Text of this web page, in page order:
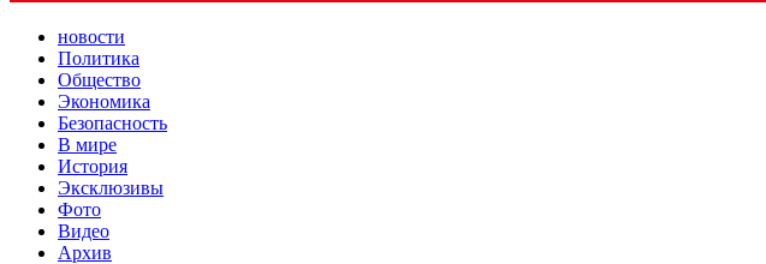
новости
Политика
Общество
Экономика
Безопасность
В мире
История
Эксклюзивы
Фото
Видео
Архив